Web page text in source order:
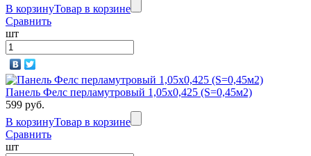
Золотой
песок
Rocky
Махагон
В корзинуТовар в корзине
Сравнить
шт
Панель Фелс перламутровый 1,05х0,425 (S=0,45м2)
599 руб.
В корзинуТовар в корзине
Сравнить
шт